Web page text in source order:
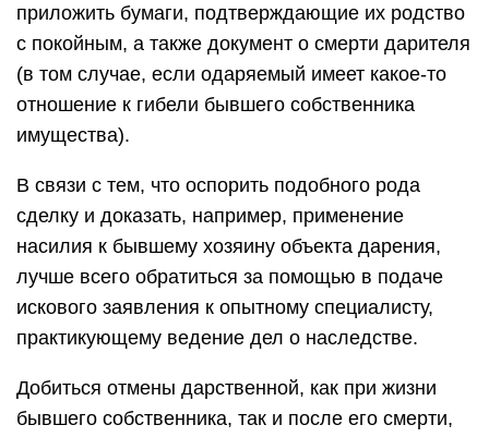
приложить бумаги, подтверждающие их родство
с покойным, а также документ о смерти дарителя
(в том случае, если одаряемый имеет какое-то
отношение к гибели бывшего собственника
имущества).
В связи с тем, что оспорить подобного рода
сделку и доказать, например, применение
насилия к бывшему хозяину объекта дарения,
лучше всего обратиться за помощью в подаче
искового заявления к опытному специалисту,
практикующему ведение дел о наследстве.
Добиться отмены дарственной, как при жизни
бывшего собственника, так и после его смерти,